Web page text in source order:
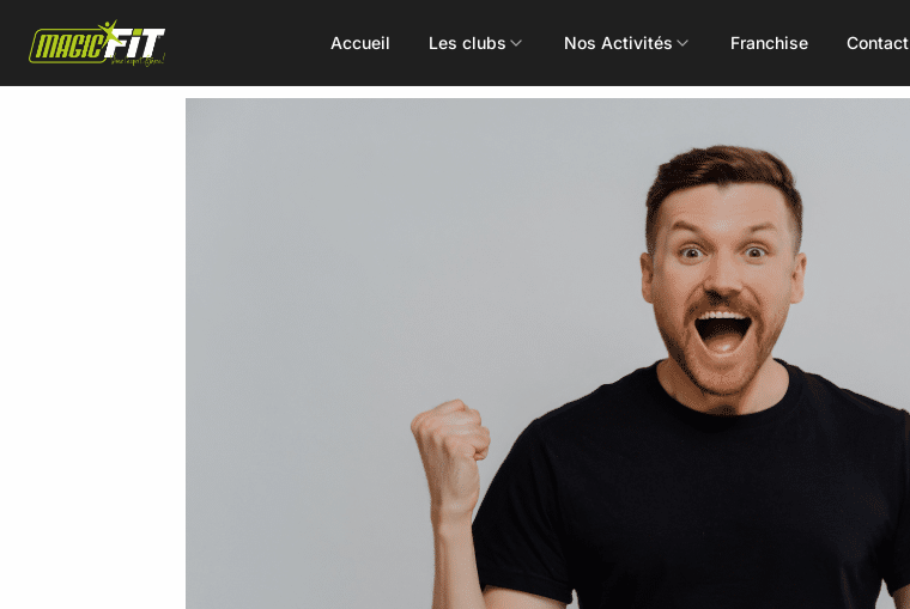
Accueil Les clubs Nos Activités
Body Attack
Concept
ALEOP
Aléop Cardio
Franchise Contact